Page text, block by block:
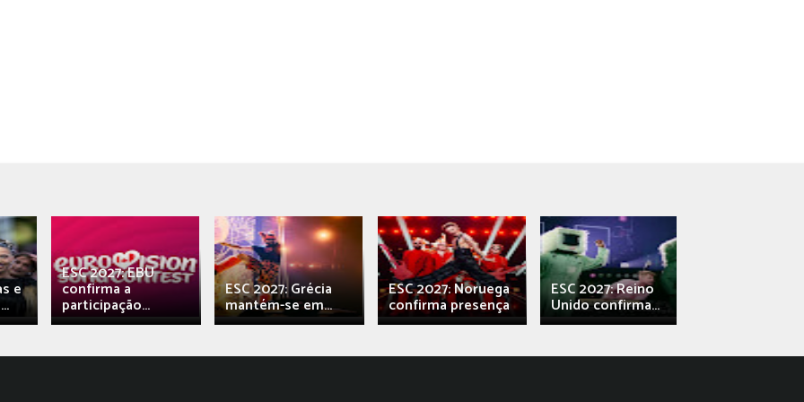
e
ESC 2027: EBU
confirma a
participação...
ESC 2027: Grécia
mantém-se em...
ESC 2027: Noruega
confirma presença
ESC 2027: Reino
Unido confirma...